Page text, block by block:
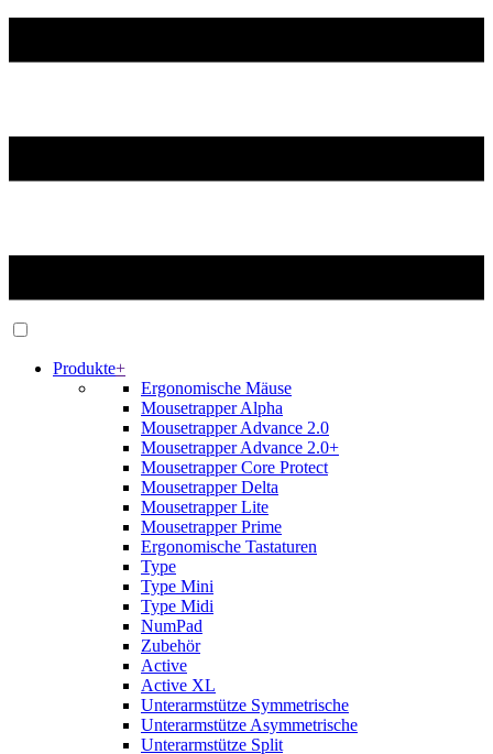
Produkte+
Ergonomische Mäuse
Mousetrapper Alpha
Mousetrapper Advance 2.0
Mousetrapper Advance 2.0+
Mousetrapper Core Protect
Mousetrapper Delta
Mousetrapper Lite
Mousetrapper Prime
Ergonomische Tastaturen
Type
Type Mini
Type Midi
NumPad
Zubehör
Active
Active XL
Unterarmstütze Symmetrische
Unterarmstütze Asymmetrische
Unterarmstütze Split